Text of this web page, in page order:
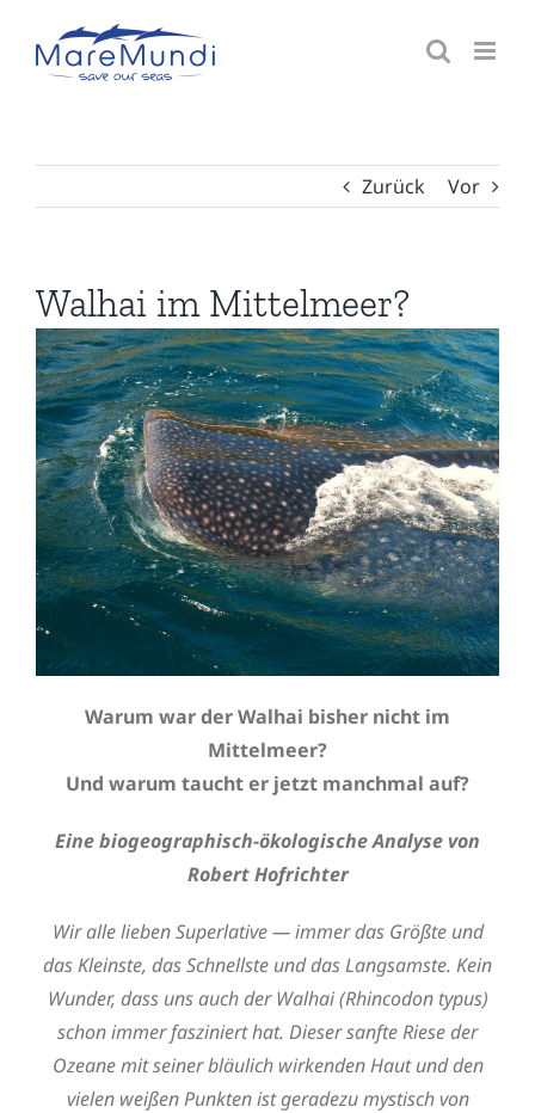
Inhalt
springen
Zurück Vor
Walhai im Mittelmeer?
Warum war der Walhai bisher nicht im
Mittelmeer?
Und warum taucht er jetzt manchmal auf?
Eine biogeographisch-ökologische Analyse von
Robert Hofrichter
Wir alle lieben Superlative — immer das Größte und
das Kleinste, das Schnellste und das Langsamste. Kein
Wunder, dass uns auch der Walhai (Rhincodon typus)
schon immer fasziniert hat. Dieser sanfte Riese der
Ozeane mit seiner bläulich wirkenden Haut und den
vielen weißen Punkten ist geradezu mystisch von